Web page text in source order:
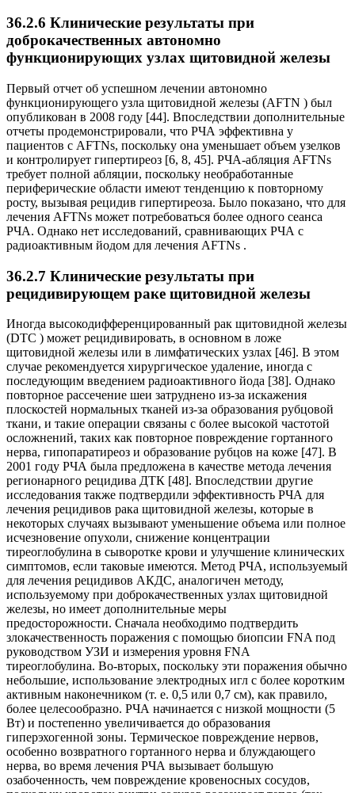
36.2.6 Клинические результаты при
доброкачественных автономно
функционирующих узлах щитовидной железы
Первый отчет об успешном лечении автономно
функционирующего узла щитовидной железы (AFTN ) был
опубликован в 2008 году [44]. Впоследствии дополнительные
отчеты продемонстрировали, что РЧА эффективна у
пациентов с AFTNs, поскольку она уменьшает объем узелков
и контролирует гипертиреоз [6, 8, 45]. РЧА-абляция AFTNs
требует полной абляции, поскольку необработанные
периферические области имеют тенденцию к повторному
росту, вызывая рецидив гипертиреоза. Было показано, что для
лечения AFTNs может потребоваться более одного сеанса
РЧА. Однако нет исследований, сравнивающих РЧА с
радиоактивным йодом для лечения AFTNs .
36.2.7 Клинические результаты при
рецидивирующем раке щитовидной железы
Иногда высокодифференцированный рак щитовидной железы
(DTC ) может рецидивировать, в основном в ложе
щитовидной железы или в лимфатических узлах [46]. В этом
случае рекомендуется хирургическое удаление, иногда с
последующим введением радиоактивного йода [38]. Однако
повторное рассечение шеи затруднено из-за искажения
плоскостей нормальных тканей из-за образования рубцовой
ткани, и такие операции связаны с более высокой частотой
осложнений, таких как повторное повреждение гортанного
нерва, гипопаратиреоз и образование рубцов на коже [47]. В
2001 году РЧА была предложена в качестве метода лечения
регионарного рецидива ДТК [48]. Впоследствии другие
исследования также подтвердили эффективность РЧА для
лечения рецидивов рака щитовидной железы, которые в
некоторых случаях вызывают уменьшение объема или полное
исчезновение опухоли, снижение концентрации
тиреоглобулина в сыворотке крови и улучшение клинических
симптомов, если таковые имеются. Метод РЧА, используемый
для лечения рецидивов АКДС, аналогичен методу,
используемому при доброкачественных узлах щитовидной
железы, но имеет дополнительные меры
предосторожности. Сначала необходимо подтвердить
злокачественность поражения с помощью биопсии FNA под
руководством УЗИ и измерения уровня FNA
тиреоглобулина. Во-вторых, поскольку эти поражения обычно
небольшие, использование электродных игл с более коротким
активным наконечником (т. е. 0,5 или 0,7 см), как правило,
более целесообразно. РЧА начинается с низкой мощности (5
Вт) и постепенно увеличивается до образования
гиперэхогенной зоны. Термическое повреждение нервов,
особенно возвратного гортанного нерва и блуждающего
нерва, во время лечения РЧА вызывает большую
озабоченность, чем повреждение кровеносных сосудов,